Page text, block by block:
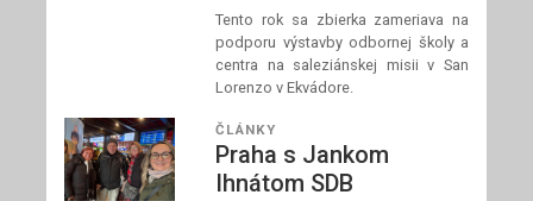
Tento rok sa zbierka zameriava na
podporu výstavby odbornej školy a
centra na saleziánskej misii v San
Lorenzo v Ekvádore.
ČLÁNKY
Praha s Jankom
Ihnátom SDB